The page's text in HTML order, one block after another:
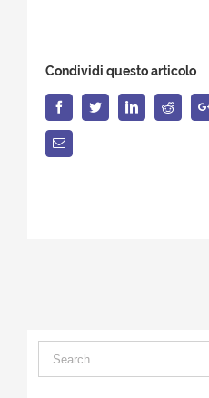
Condividi questo articolo
FacebookTwitterLinkedInReddit
Email
Search
for: